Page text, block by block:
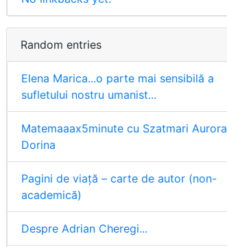
Random entries
Elena Marica...o parte mai sensibilă a
sufletului nostru umanist...
Matemaaax5minute cu Szatmari Aurora
Dorina
Pagini de viață – carte de autor (non-
academică)
Despre Adrian Cheregi...